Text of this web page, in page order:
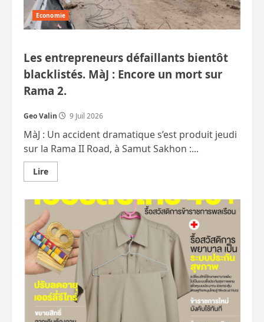
Economie
Les entrepreneurs défaillants bientôt
blacklistés. MàJ : Encore un mort sur
Rama 2.
Geo Valin 9 Juil 2026
MàJ : Un accident dramatique s’est produit jeudi
sur la Rama II Road, à Samut Sakhon :...
LireEn
savoir
Les
entrepreneurs
défaillants
bientôt
blacklistés.
MàJ
:
Encore
un
mort
sur
Rama
2.